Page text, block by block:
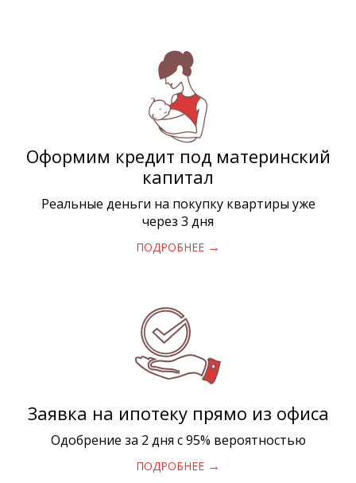
Оформим кредит под материнский
капитал
Реальные деньги на покупку квартиры уже
через 3 дня
ПОДРОБНЕЕ →
Заявка на ипотеку прямо из офиса
Одобрение за 2 дня с 95% вероятностью
ПОДРОБНЕЕ →